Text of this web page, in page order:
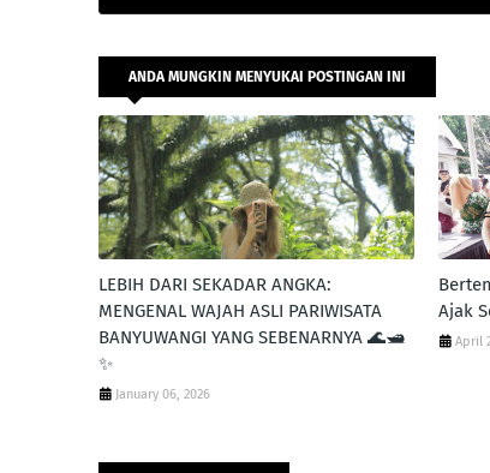
ANDA MUNGKIN MENYUKAI POSTINGAN INI
LEBIH DARI SEKADAR ANGKA:
MENGENAL WAJAH ASLI PARIWISATA
BANYUWANGI YANG SEBENARNYA 🌊🛥️
✨
January 06, 2026
Ajak
April